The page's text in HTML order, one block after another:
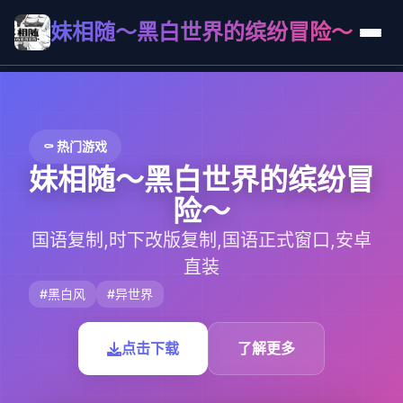
妹相随～黑白世界的缤纷冒险～
⚰️ 热门游戏
妹相随～黑白世界的缤纷冒
险～
国语复制,时下改版复制,国语正式窗口,安卓
直装
#黑白风 #异世界
点击下载 了解更多